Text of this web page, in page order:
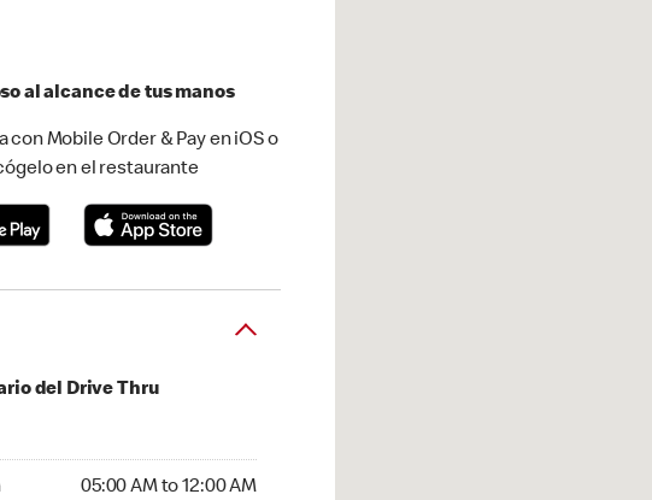
al alcance de tus manos
con Mobile Order & Pay en iOS o
en el restaurante
del Drive Thru
05:00 AM to 12:00 AM